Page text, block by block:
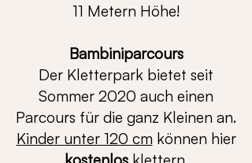
11 Metern Höhe!
Bambiniparcours
Der Kletterpark bietet seit
Sommer 2020 auch einen
Parcours für die ganz Kleinen an.
Kinder unter 120 cm können hier